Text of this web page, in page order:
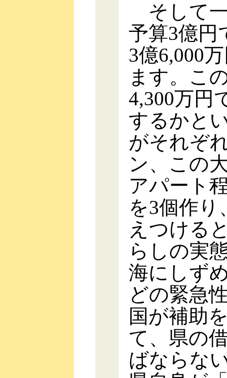
そして
予算3億円
3億6,000
ます。こ
4,300万円
するかと
がそれぞ
ン、この
アパート
を3個作
えつける
らしの実
海にしず
どの緊急
国が補助
て、県の
ばならな